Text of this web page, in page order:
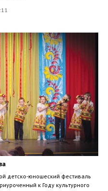
детско-юношеский фестиваль
к Году культурного